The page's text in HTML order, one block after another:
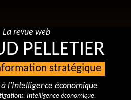
La revue web
PELLETIER
stratégique
à l’Intelligence économique
Intelligence économique,